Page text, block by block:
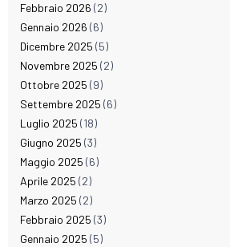
Febbraio 2026 (2)
Gennaio 2026 (6)
Dicembre 2025 (5)
Novembre 2025 (2)
Ottobre 2025 (9)
Settembre 2025 (6)
Luglio 2025 (18)
Giugno 2025 (3)
Maggio 2025 (6)
Aprile 2025 (2)
Marzo 2025 (2)
Febbraio 2025 (3)
Gennaio 2025 (5)